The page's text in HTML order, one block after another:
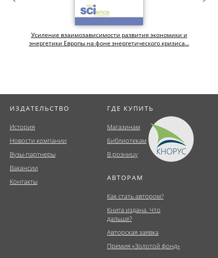
Усиление взаимозависимости развития экономики и
энергетики Европы на фоне энергетического кризиса...
ИЗДАТЕЛЬСТВО
История
Новости компании
Вузы-партнеры
Вакансии
Контакты
ГДЕ КУПИТЬ
Магазинам
Библиотекам
В розницу
АВТОРАМ
Как стать автором?
Книга издана. Что
дальше?
Авторская заявка
Премия «Золотой фонд»